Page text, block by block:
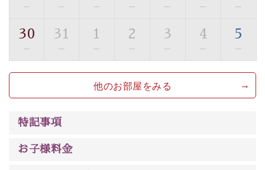
の効果が高い、極めて希有な源泉です。身も心も癒され
るご入浴をお愉しみください。
■お座敷風呂（大浴場）
温泉の成分に合わせ、防菌防カビの特殊素材の畳を使
用。 足元が柔らかく、そして滑りにくい畳のお風呂で
※男性大浴場までのご移動には階段がございます。 予め
ご了承のほどお願いいたします。
— — — — — — —
30
—
31
—
1
—
2
—
3
—
4
—
5
—
他のお部屋をみる
特記事項
お子様料金